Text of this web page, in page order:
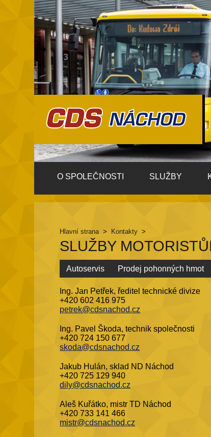
O SPOLEČNOSTI SLUŽBY
Hlavní strana> Kontakty >
SLUŽBY
Autoservis Prodej pohonných hmot
Ing. Jan Petřek, ředitel technické divize
+420 602 416 975
petrek@cdsnachod.cz
Ing. Pavel Škoda, technik společnosti
+420 724 150 677
skoda@cdsnachod.cz
Jakub Hulán, sklad ND Náchod
+420 725 129 940
dily@cdsnachod.cz
Aleš Kuřátko, mistr TD Náchod
+420 733 141 466
mistr@cdsnachod.cz